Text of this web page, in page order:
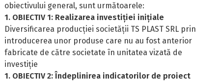
obiectivului general, sunt următoarele:
1. OBIECTIV 1: Realizarea investiției inițiale
Diversificarea producției societății TS PLAST SRL prin
introducerea unor produse care nu au fost anterior
fabricate de către societate în unitatea vizată de
investiție
1. OBIECTIV 2: Îndeplinirea indicatorilor de proiect